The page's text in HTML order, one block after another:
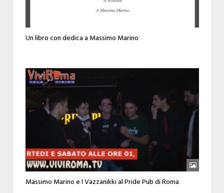
Un libro con dedica a Massimo Marino
Massimo Marino e I Vazzanikki al Pride Pub di Roma